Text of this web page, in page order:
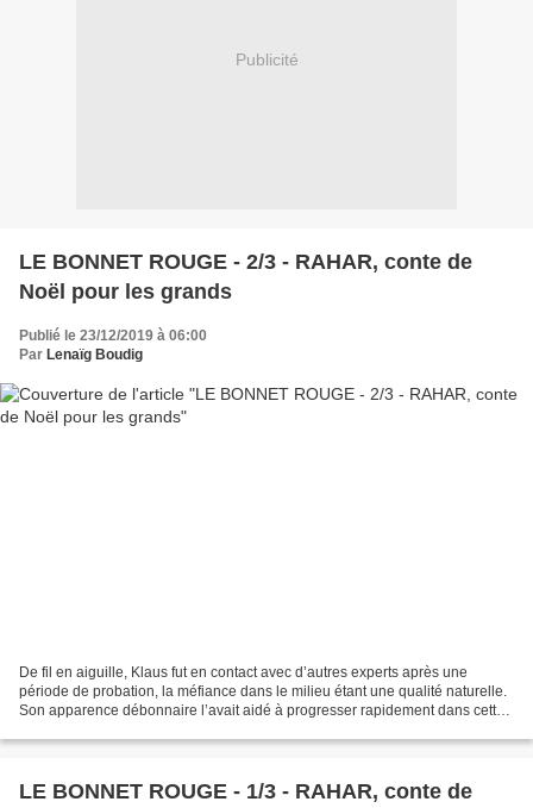
Publicité
LE BONNET ROUGE - 2/3 - RAHAR, conte de
Noël pour les grands
Publié le 23/12/2019 à 06:00
Par Lenaïg Boudig
De fil en aiguille, Klaus fut en contact avec d’autres experts après une
période de probation, la méfiance dans le milieu étant une qualité naturelle.
Son apparence débonnaire l’avait aidé à progresser rapidement dans cette
LE BONNET ROUGE - 1/3 - RAHAR, conte de